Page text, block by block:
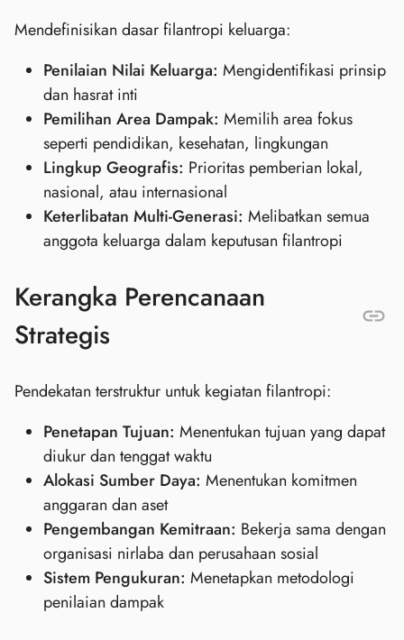
Mendefinisikan dasar filantropi keluarga:
Penilaian Nilai Keluarga: Mengidentifikasi prinsip
dan hasrat inti
Pemilihan Area Dampak: Memilih area fokus
seperti pendidikan, kesehatan, lingkungan
Lingkup Geografis: Prioritas pemberian lokal,
nasional, atau internasional
Keterlibatan Multi-Generasi: Melibatkan semua
anggota keluarga dalam keputusan filantropi
Kerangka Perencanaan
Strategis
Pendekatan terstruktur untuk kegiatan filantropi:
Penetapan Tujuan: Menentukan tujuan yang dapat
diukur dan tenggat waktu
Alokasi Sumber Daya: Menentukan komitmen
anggaran dan aset
Pengembangan Kemitraan: Bekerja sama dengan
organisasi nirlaba dan perusahaan sosial
Sistem Pengukuran: Menetapkan metodologi
penilaian dampak